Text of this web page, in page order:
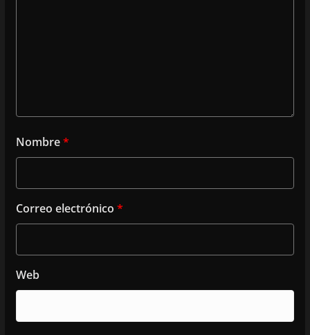
Nombre*
Correo electrónico *
Web